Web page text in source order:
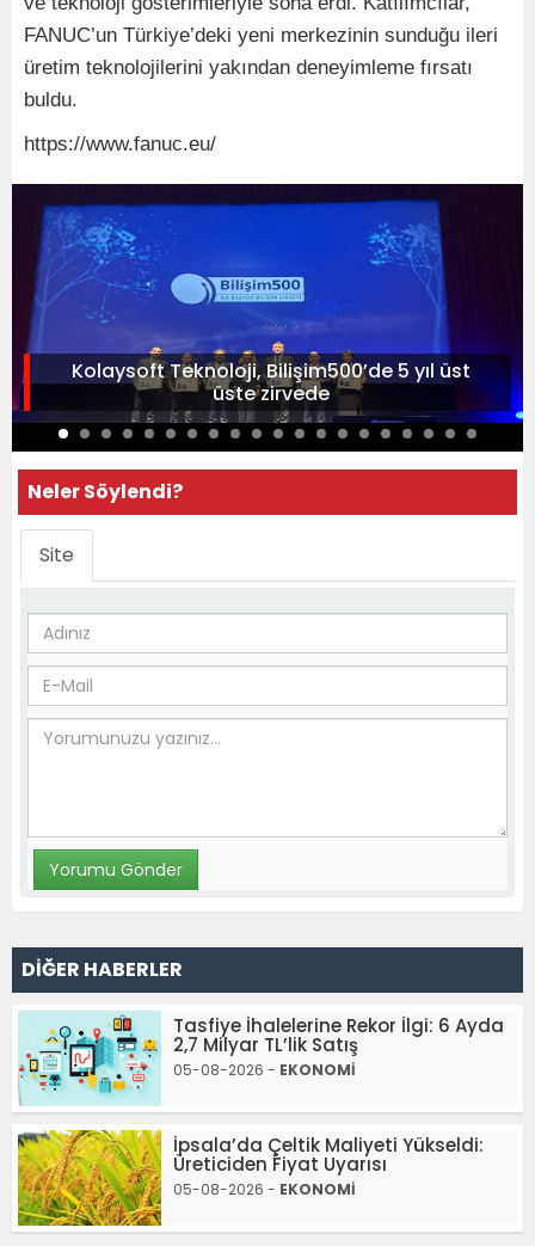
FANUC’un Türkiye’deki yeni merkezinin sunduğu ileri
üretim teknolojilerini yakından deneyimleme fırsatı
buldu.
https://www.fanuc.eu/
Kolaysoft Teknoloji, Bilişim500’de 5 yıl üst
üste zirvede
Neler Söylendi?
Site
DİĞER HABERLER
Tasfiye İhalelerine Rekor İlgi: 6 Ayda
2,7 Milyar TL’lik Satış
05-08-2026 - EKONOMİ
İpsala’da Çeltik Maliyeti Yükseldi:
Üreticiden Fiyat Uyarısı
05-08-2026 - EKONOMİ